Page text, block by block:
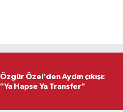
Özgür Özel’den Aydın çıkışı:
"Ya Hapse Ya Transfer"